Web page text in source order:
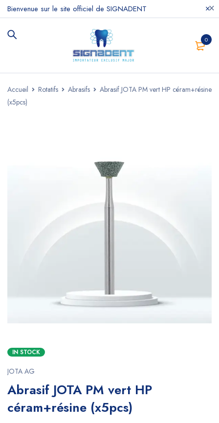
Bienvenue sur le site officiel de SIGNADENT
0
Accueil Rotatifs Abrasifs
Abrasif JOTA PM vert HP céram+résine
(x5pcs)
IN STOCK
JOTA AG
Abrasif JOTA PM vert HP
céram+résine (x5pcs)